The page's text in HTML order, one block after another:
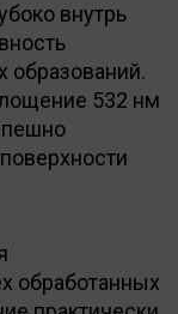
внутрь
образований.
532 нм
обработанных